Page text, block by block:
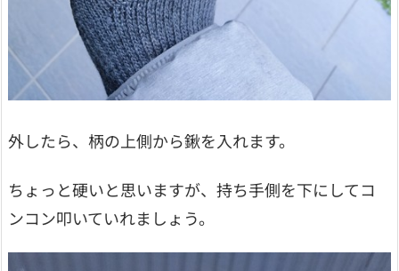
外したら、柄の上側から鍬を入れます。
ちょっと硬いと思いますが、持ち手側を下にしてコ
ンコン叩いていれましょう。